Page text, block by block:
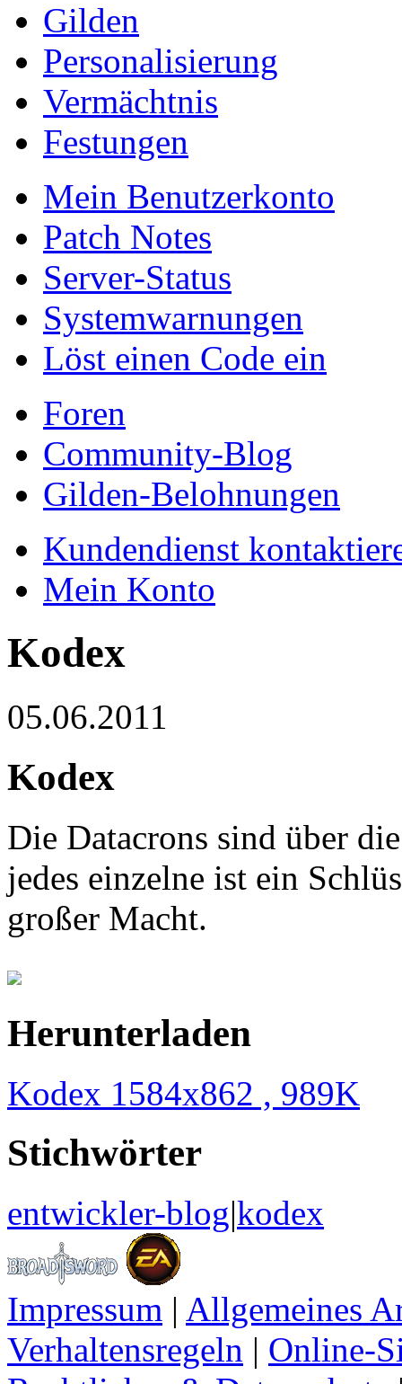
Gilden
Personalisierung
Vermächtnis
Festungen
Mein Benutzerkonto
Patch Notes
Server-Status
Systemwarnungen
Löst einen Code ein
Foren
Community-Blog
Gilden-Belohnungen
Kundendienst
Mein Konto
Kodex
05.06.2011
Kodex
Die Datacrons sind über
jedes einzelne ist ein
großer Macht.
Herunterladen
Kodex 1584x862 , 989K
Stichwörter
entwickler-blog|kodex
Impressum | Allgemeines
Verhaltensregeln | Online-